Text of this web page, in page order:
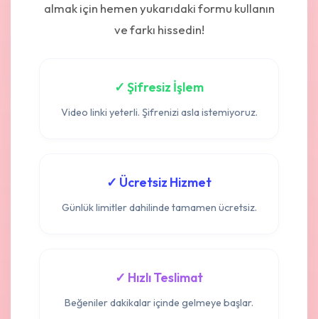
almak için hemen yukarıdaki formu kullanın
ve farkı hissedin!
✓ Şifresiz İşlem
Video linki yeterli. Şifrenizi asla istemiyoruz.
✓ Ücretsiz Hizmet
Günlük limitler dahilinde tamamen ücretsiz.
✓ Hızlı Teslimat
Beğeniler dakikalar içinde gelmeye başlar.